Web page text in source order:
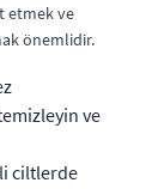
etmek ve
önemlidir.
ve
ciltlerde